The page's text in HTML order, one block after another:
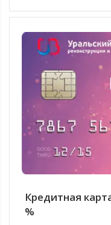
Кредитная
%